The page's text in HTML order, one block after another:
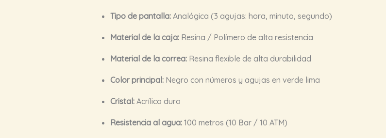
Tipo de pantalla:Analógica (3 agujas: hora, minuto, segundo)
Material de la caja:Resina / Polímero de alta resistencia
Material de la correa:Resina flexible de alta durabilidad
Color principal:Negro con números y agujas en verde lima
Cristal:Acrílico duro
Resistencia al agua:100 metros (10 Bar / 10 ATM)